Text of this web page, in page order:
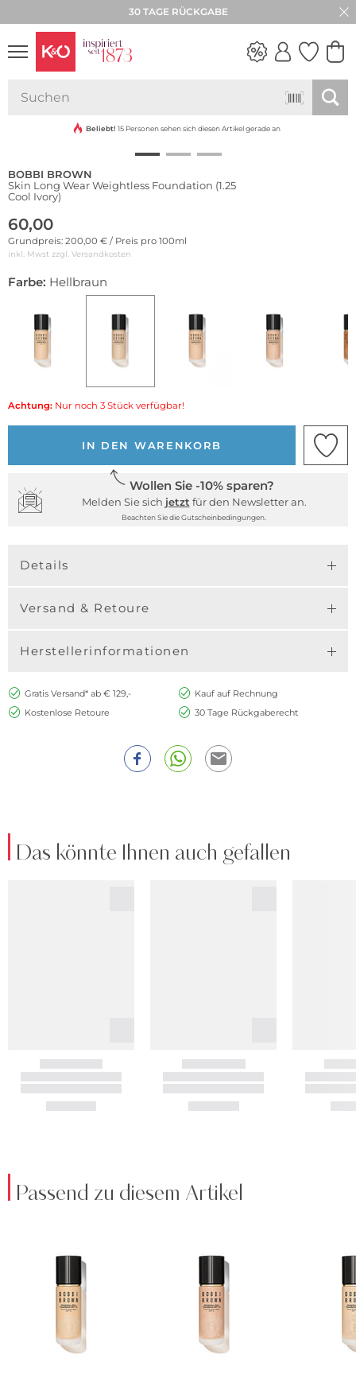
30 TAGE RÜCKGABE
VIBES
Beliebt! 15 Personen sehen sich diesen Artikel gerade an
BOBBI BROWN
Skin Long Wear Weightless Foundation (1.25
Cool Ivory)
60,00
Grundpreis: 200,00 € / Preis pro 100ml
inkl. Mwst zzgl. Versandkosten
Farbe: Hellbraun
Achtung: Nur noch 3 Stück verfügbar!
IN DEN WARENKORB
Wollen Sie -10% sparen?
Melden Sie sich jetzt für den Newsletter an.
Beachten Sie die Gutscheinbedingungen.
Details
Versand & Retoure
Herstellerinformationen
Gratis Versand* ab € 129,-
Kauf auf Rechnung
Kostenlose Retoure
30 Tage Rückgaberecht
Das könnte Ihnen auch gefallen
Passend zu diesem Artikel